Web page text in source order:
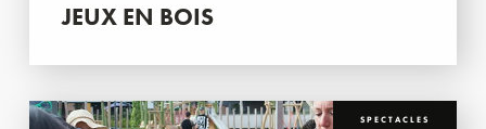
JEUX EN BOIS
SPECTACLES